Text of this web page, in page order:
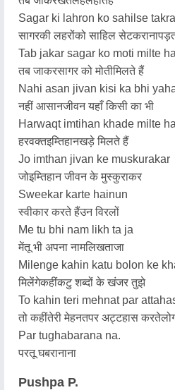
Sagar ki lahron ko sahilse
सागरकी लहरोंको साहिल
Tab jakar sagar ko moti milte
तब जाकरसागर को मोतीमिलते हैं
Nahi asan jivan kisi ka bhi
नहीं आसानजीवन यहाँ किसी का भी
Harwaqt imtihan khade milte
हरवक्तइम्तिहानखड़े मिलते हैं
Jo imthan jivan ke muskurakar
जोइम्तिहान जीवन के मुस्कुराकर
Sweekar karte hainun
स्वीकार करते हैंउन विरलों
Me tu bhi nam likh ta ja
मेंतू भी अपना नामलिखताजा
Milenge kahin katu bolon ke
मिलेंगेकहींकटु शब्दों के खंजर तुझे
To kahin teri mehnat par
तो कहींतेरी मेहनतपर अट्टहास
Par tughabarana na.
परतू घबरानाना
Pushpa P.